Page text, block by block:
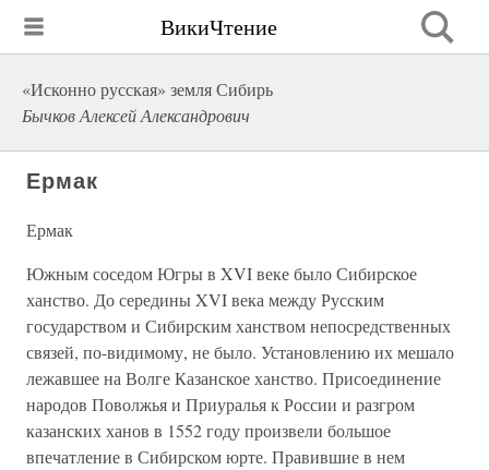
ВикиЧтение
«Исконно русская» земля Сибирь
Бычков Алексей Александрович
Ермак
Ермак
Южным соседом Югры в XVI веке было Сибирское
ханство. До середины XVI века между Русским
государством и Сибирским ханством непосредственных
связей, по-видимому, не было. Установлению их мешало
лежавшее на Волге Казанское ханство. Присоединение
народов Поволжья и Приуралья к России и разгром
казанских ханов в 1552 году произвели большое
впечатление в Сибирском юрте. Правившие в нем